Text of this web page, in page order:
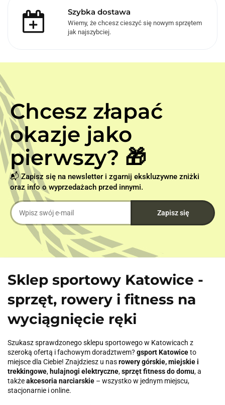
Szybka dostawa
Wiemy, że chcesz cieszyć się nowym sprzętem
jak najszybciej.
Chcesz złapać
okazje jako
pierwszy? 🎁
📬 Zapisz się na newsletter i zgarnij ekskluzywne zniżki
oraz info o wyprzedażach przed innymi.
Sklep sportowy Katowice -
sprzęt, rowery i fitness na
wyciągnięcie ręki
Szukasz sprawdzonego sklepu sportowego w Katowicach z
szeroką ofertą i fachowym doradztwem? gsport Katowiceto
miejsce dla Ciebie! Znajdziesz u nasrowery górskie, miejskie i
trekkingowe, hulajnogi elektryczne,sprzęt fitness do domu, a
takżeakcesoria narciarskie – wszystko w jednym miejscu,
stacjonarnie i online.